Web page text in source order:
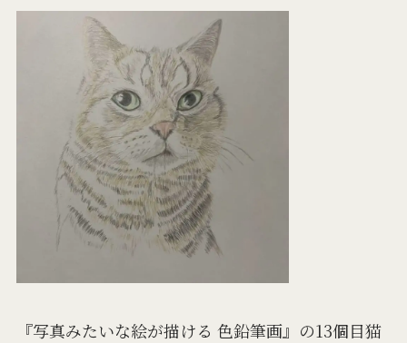
『写真みたいな絵が描ける 色鉛筆画』の13個目猫